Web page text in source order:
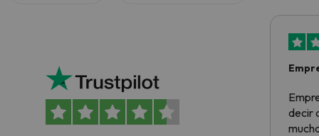
decir